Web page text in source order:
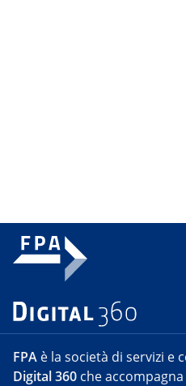
FPA è la società di servizi e
Digital 360 che